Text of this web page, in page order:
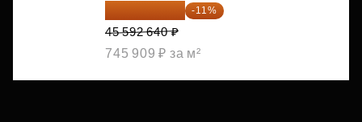
40 577 450 ₽ -11%
45 592 640 ₽
745 909 ₽ за м²